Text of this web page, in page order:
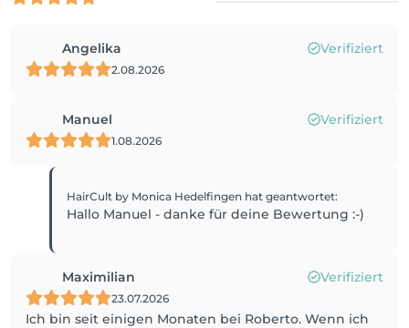
Angelika Verifiziert
2.08.2026
Manuel Verifiziert
1.08.2026
HairCult by Monica Hedelfingen hat geantwortet:
Hallo Manuel - danke für deine Bewertung :-)
Maximilian Verifiziert
23.07.2026
Ich bin seit einigen Monaten bei Roberto. Wenn ich